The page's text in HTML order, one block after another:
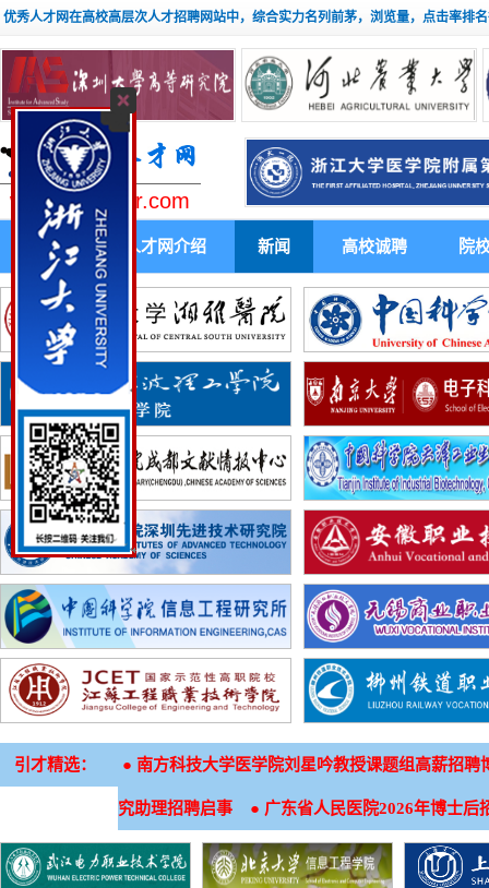
优秀人才网在高校高层次人才招聘网站中，综合实力名列前茅，浏览量，点击率排
www.youxiuhr.com
首 页 人才网介绍 新闻 高校诚聘 院
引才精选： ● 南方科技大学医学院刘星吟教授课题组高薪招聘
究助理招聘启事 ● 广东省人民医院2026年博士后